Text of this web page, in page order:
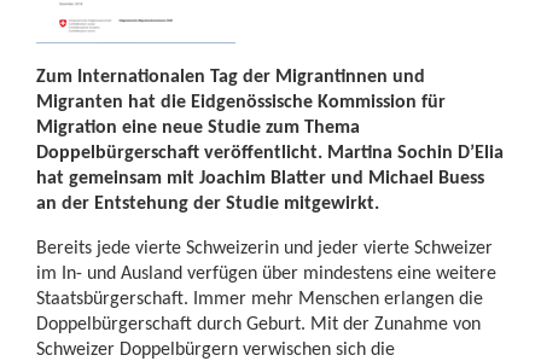
Zum Internationalen Tag der Migrantinnen und
Migranten hat die Eidgenössische Kommission für
Migration eine neue Studie zum Thema
Doppelbürgerschaft veröffentlicht. Martina Sochin D’Elia
hat gemeinsam mit Joachim Blatter und Michael Buess
an der Entstehung der Studie mitgewirkt.
Bereits jede vierte Schweizerin und jeder vierte Schweizer
im In- und Ausland verfügen über mindestens eine weitere
Staatsbürgerschaft. Immer mehr Menschen erlangen die
Doppelbürgerschaft durch Geburt. Mit der Zunahme von
Schweizer Doppelbürgern verwischen sich die